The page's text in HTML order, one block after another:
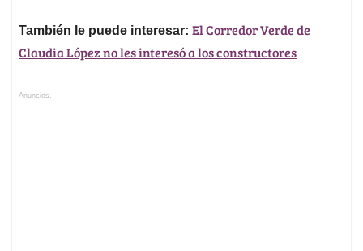
También le puede interesar: El Corredor Verde de
Claudia López no les interesó a los constructores
Anuncios.